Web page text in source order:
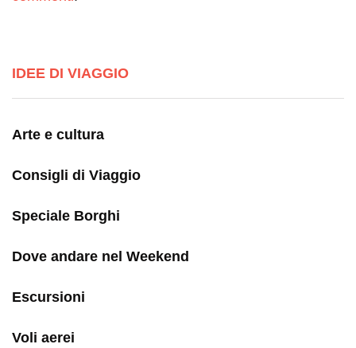
IDEE DI VIAGGIO
Arte e cultura
Consigli di Viaggio
Speciale Borghi
Dove andare nel Weekend
Escursioni
Voli aerei